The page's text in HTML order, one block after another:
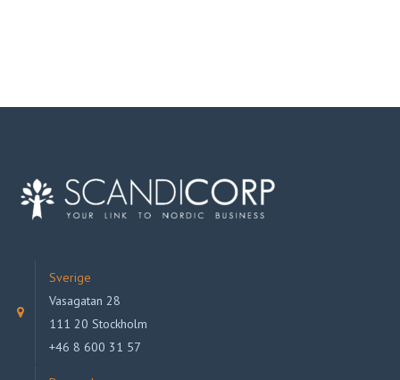
Sverige
Vasagatan 28
111 20 Stockholm
+46 8 600 31 57